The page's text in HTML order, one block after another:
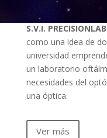
S.V.I. PRECISIONLAB
como una idea de
universidad
un laboratorio
necesidades del
una óptica.
Ver más